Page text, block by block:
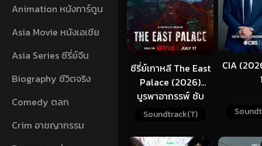
Animation หนังการ์ตูน
Asia Movie หนังเอเชีย
Asia Series ซีรี่ย์จีน
Biography ชีวิตจริง
Comedy ตลก
Crim อาชญากรรม
ซีรี่ย์เกาหลี The East
Palace (2026)
บูรพาอาถรรพ์ ซับ
ไทย
Soundtrack(T)
CIA